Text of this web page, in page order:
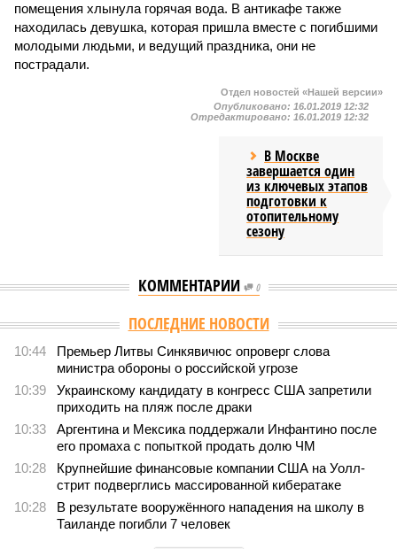
помещения хлынула горячая вода. В антикафе также
находилась девушка, которая пришла вместе с погибшими
молодыми людьми, и ведущий праздника, они не
пострадали.
Отдел новостей «Нашей версии»
Опубликовано: 16.01.2019 12:32
Отредактировано: 16.01.2019 12:32
В Москве
завершается один
из ключевых этапов
подготовки к
отопительному
сезону
КОММЕНТАРИИ 0
ПОСЛЕДНИЕ НОВОСТИ
10:44
Премьер Литвы Синкявичюс опроверг слова
министра обороны о российской угрозе
10:39
Украинскому кандидату в конгресс США запретили
приходить на пляж после драки
10:33
Аргентина и Мексика поддержали Инфантино после
его промаха с попыткой продать долю ЧМ
10:28
Крупнейшие финансовые компании США на Уолл-
стрит подверглись массированной кибератаке
10:28
В результате вооружённого нападения на школу в
Таиланде погибли 7 человек